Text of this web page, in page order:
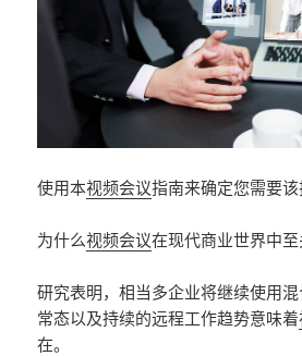
使用本视频会议指南来确定您需要该
为什么视频会议在现代商业世界中
研究表明，相当多企业将继续使用
常态以及持续的远程工作趋势意味着
在。